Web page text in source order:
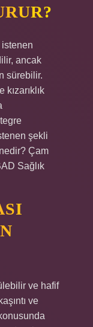
ancak
sürebilir.
şekli
Çam
Sağlık
ve hafif
ve